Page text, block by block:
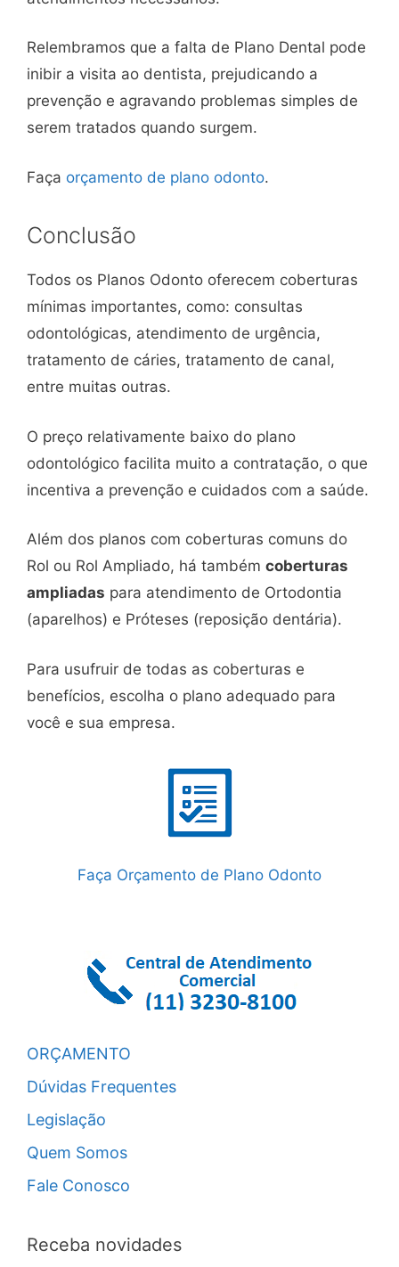
Relembramos que a falta de Plano Dental pode
inibir a visita ao dentista, prejudicando a
prevenção e agravando problemas simples de
serem tratados quando surgem.
Faça orçamento de plano odonto.
Conclusão
Todos os Planos Odonto oferecem coberturas
mínimas importantes, como: consultas
odontológicas, atendimento de urgência,
tratamento de cáries, tratamento de canal,
entre muitas outras.
O preço relativamente baixo do plano
odontológico facilita muito a contratação, o que
incentiva a prevenção e cuidados com a saúde.
Além dos planos com coberturas comuns do
Rol ou Rol Ampliado, há também coberturas
ampliadas para atendimento de Ortodontia
(aparelhos) e Próteses (reposição dentária).
Para usufruir de todas as coberturas e
benefícios, escolha o plano adequado para
você e sua empresa.
Faça Orçamento de Plano Odonto
ORÇAMENTO
Dúvidas Frequentes
Legislação
Quem Somos
Fale Conosco
Receba novidades